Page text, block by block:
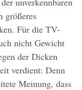
größeres
Für die TV-
nicht Gewicht
der Dicken
verdient: Denn
Meinung, dass